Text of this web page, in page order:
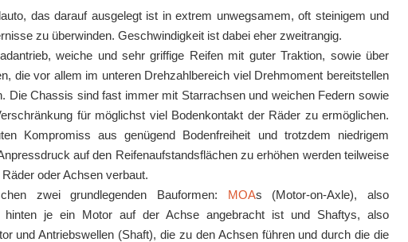
das darauf ausgelegt ist in extrem unwegsamem, oft steinigem und
zu überwinden. Geschwindigkeit ist dabei eher zweitrangig.
weiche und sehr griffige Reifen mit guter Traktion, sowie über
die vor allem im unteren Drehzahlbereich viel Drehmoment bereitstellen
Die Chassis sind fast immer mit Starrachsen und weichen Federn sowie
für möglichst viel Bodenkontakt der Räder zu ermöglichen.
Kompromiss aus genügend Bodenfreiheit und trotzdem niedrigem
auf den Reifenaufstandsflächen zu erhöhen werden teilweise
oder Achsen verbaut.
zwei grundlegenden Bauformen: MOAs (Motor-on-Axle), also
hinten je ein Motor auf der Achse angebracht ist und Shaftys, also
und Antriebswellen (Shaft), die zu den Achsen führen und durch die die